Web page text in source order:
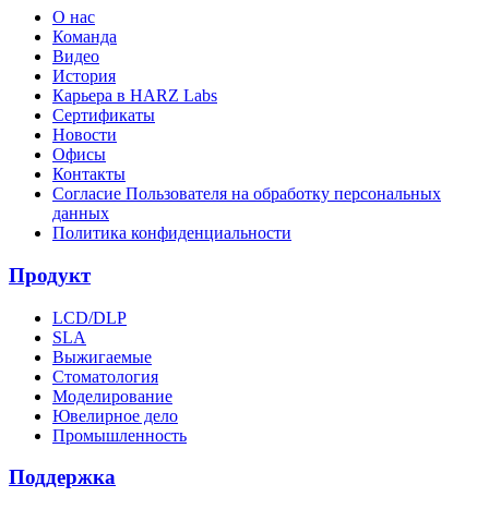
О нас
Команда
Видео
История
Карьера в HARZ Labs
Сертификаты
Новости
Офисы
Контакты
Согласие Пользователя на обработку персональных
данных
Политика конфиденциальности
Продукт
LCD/DLP
SLA
Выжигаемые
Стоматология
Моделирование
Ювелирное дело
Промышленность
Поддержка